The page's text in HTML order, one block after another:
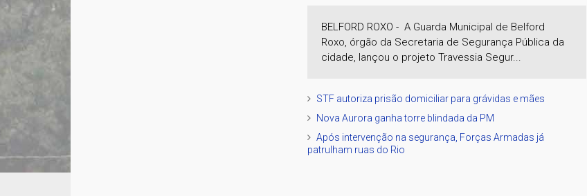
BELFORD ROXO - A Guarda Municipal de Belford
Roxo, órgão da Secretaria de Segurança Pública da
cidade, lançou o projeto Travessia Segur...
STF autoriza prisão domiciliar para grávidas e mães
Nova Aurora ganha torre blindada da PM
Após intervenção na segurança, Forças Armadas já
patrulham ruas do Rio